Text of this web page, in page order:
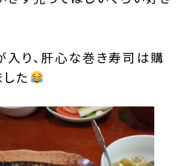
入り、肝心な巻き寿司は購
た